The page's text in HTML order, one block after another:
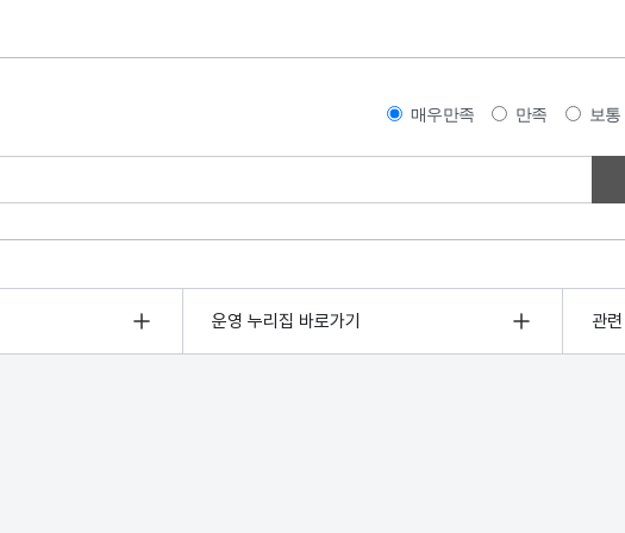
매우만족 만족 보통
운영 누리집 바로가기 관